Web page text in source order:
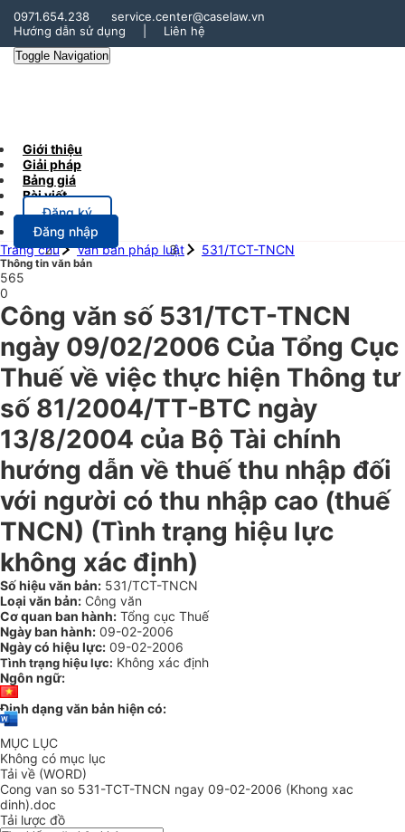
0971.654.238
service.center@caselaw.vn
Hướng dẫn sử dụng
Liên hệ
Toggle Navigation
Giới thiệu
Giải pháp
Bảng giá
Bài viết
Đăng ký
Đăng nhập
Trang chủ
Văn bản pháp luật 531/TCT-TNCN
Thông tin văn bản
565
0
Công văn số 531/TCT-TNCN
ngày 09/02/2006 Của Tổng Cục
Thuế về việc thực hiện Thông tư
số 81/2004/TT-BTC ngày
13/8/2004 của Bộ Tài chính
hướng dẫn về thuế thu nhập đối
với người có thu nhập cao (thuế
TNCN) (Tình trạng hiệu lực
không xác định)
Số hiệu văn bản: 531/TCT-TNCN
Loại văn bản: Công văn
Cơ quan ban hành: Tổng cục Thuế
Ngày ban hành: 09-02-2006
Ngày có hiệu lực: 09-02-2006
Tình trạng hiệu lực: Không xác định
Ngôn ngữ:
Định dạng văn bản hiện có:
MỤC LỤC
Không có mục lục
Tải về (WORD)
Cong van so 531-TCT-TNCN ngay 09-02-2006 (Khong xac
dinh).doc
Tải lược đồ